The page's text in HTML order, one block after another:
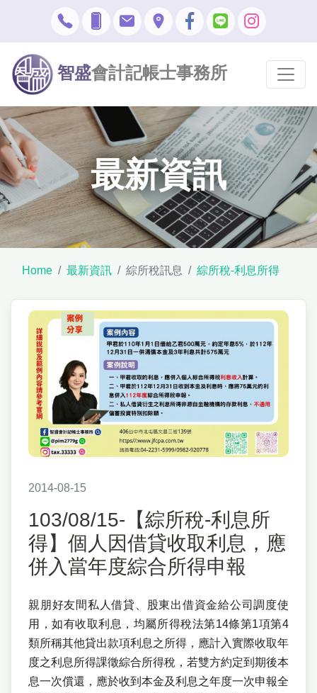
智盛會計記帳士事務所
最新資訊
Home 最新資訊 綜所稅訊息 綜所稅-利息所得
2014-08-15
103/08/15-【綜所稅-利息所
得】個人因借貸收取利息，應
併入當年度綜合所得申報
親朋好友間私人借貸、股東出借資金給公司調度使
用，如有收取利息，均屬所得稅法第14條第1項第4
類所稱其他貸出款項利息之所得，應計入實際收取年
度之利息所得課徵綜合所得稅，若雙方約定到期後本
息一次償還，應於收到本金及利息之年度一次申報全